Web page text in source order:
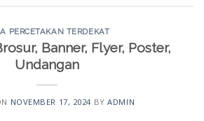
PERCETAKAN TERDEKAT
Banner, Flyer, Poster,
Undangan
NOVEMBER 17, 2024 BYADMIN